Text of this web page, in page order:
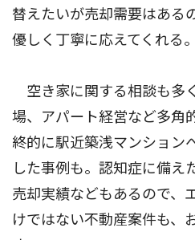
替えたいが売却需要はある
優しく丁寧に応えてくれる。
空き家に関する相談も多
場、アパート経営など多角
終的に駅近築浅マンション
した事例も。認知症に備え
売却実績などもあるので、
けではない不動産案件も、